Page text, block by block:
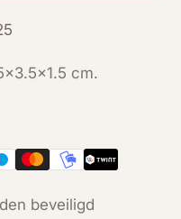
cm.
beveiligd